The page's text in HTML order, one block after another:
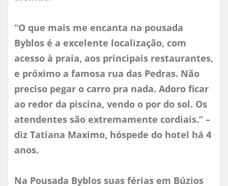
“O que mais me encanta na pousada
Byblos é a excelente localização, com
acesso à praia, aos principais restaurantes,
e próximo a famosa rua das Pedras. Não
preciso pegar o carro pra nada. Adoro ficar
ao redor da piscina, vendo o por do sol. Os
atendentes são extremamente cordiais.” –
diz Tatiana Maximo, hóspede do hotel há 4
anos.
Na Pousada Byblos suas férias em Búzios